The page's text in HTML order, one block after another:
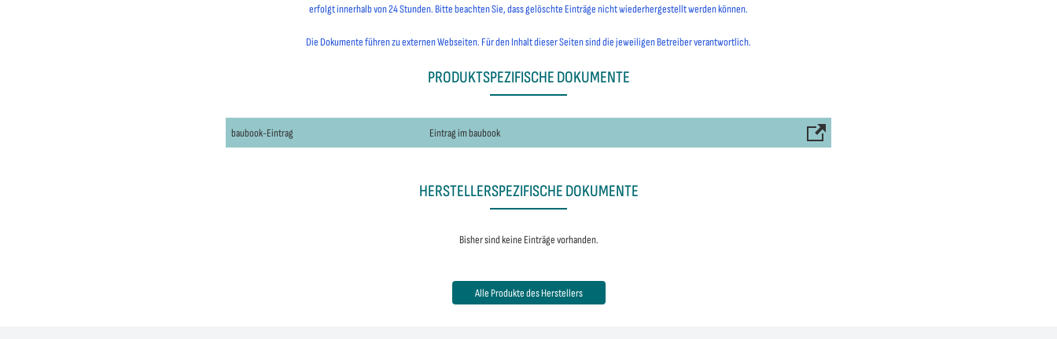
erfolgt innerhalb von 24 Stunden. Bitte beachten Sie, dass gelöschte Einträge nicht wiederhergestellt werden können.
Die Dokumente führen zu externen Webseiten. Für den Inhalt dieser Seiten sind die jeweiligen Betreiber verantwortlich.
PRODUKTSPEZIFISCHE DOKUMENTE
baubook-Eintrag Eintrag im baubook
HERSTELLERSPEZIFISCHE DOKUMENTE
Bisher sind keine Einträge vorhanden.
Alle Produkte des Herstellers